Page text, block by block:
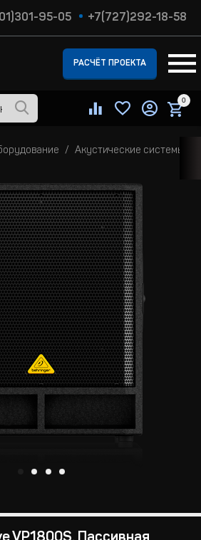
95-05 +7(727)292-18-58
РАСЧЁТ ПРОЕКТА
0
Акустические системы